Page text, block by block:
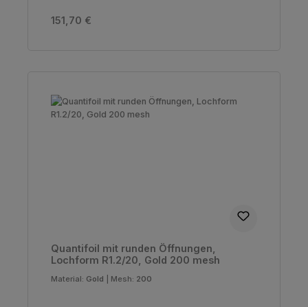
Regulärer Preis:
151,70 €
Quantifoil mit runden Öffnungen,
Lochform R1.2/20, Gold 200 mesh
Material: Gold Mesh: 200